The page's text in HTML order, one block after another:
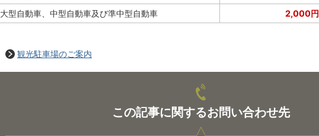
大型自動車、中型自動車及び準中型自動車
2,000円
観光駐車場のご案内
この記事に関するお問い合わせ先